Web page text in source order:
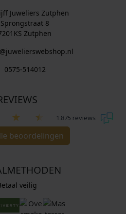
Juweliers Zutphen
Sprongstraat 8
Zutphen
0575-514012
1.875 reviews
beoordelingen
veilig